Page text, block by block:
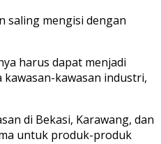
saling mengisi dengan
harus dapat menjadi
kawasan industri,
di Bekasi, Karawang, dan
untuk produk-produk